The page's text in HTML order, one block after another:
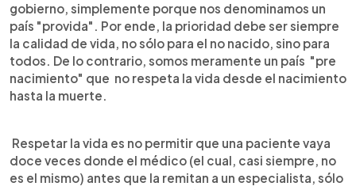
gobierno, simplemente porque nos denominamos un
país "provida". Por ende, la prioridad debe ser siempre
la calidad de vida, no sólo para el no nacido, sino para
todos. De lo contrario, somos meramente un país "pre
nacimiento" que no respeta la vida desde el nacimiento
hasta la muerte.
Respetar la vida es no permitir que una paciente vaya
doce veces donde el médico (el cual, casi siempre, no
es el mismo) antes que la remitan a un especialista, sólo